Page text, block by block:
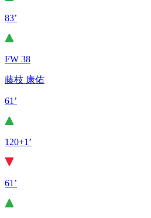
83’
FW 38
藤枝 康佑
61’
120+1’
61’